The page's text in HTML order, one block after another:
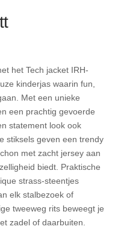
het Tech jacket IRH-
kinderjas waarin fun,
Met een unieke
een prachtig gevoerde
statement look ook
stiksels geven een trendy
met zacht jersey aan
biedt. Praktische
strass-steentjes
elk stalbezoek of
tweeweg rits beweegt je
zadel of daarbuiten.